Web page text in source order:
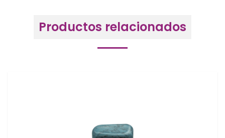
Productos relacionados